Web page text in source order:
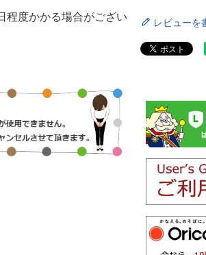
程度かかる場合がござい
レビューを